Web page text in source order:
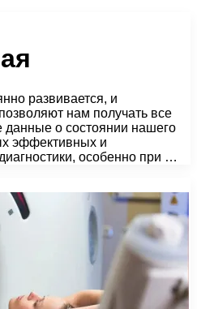
развивается, и
нам получать все
данные о состоянии нашего
эффективных и
особенно при …